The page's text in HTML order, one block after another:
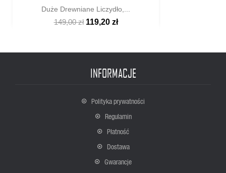
Szybki podgląd
Duże Drewniane Liczydło,...
149,00 zł 119,20 zł
INFORMACJE
Polityka prywatności
Regulamin
Płatność
Dostawa
Gwarancje